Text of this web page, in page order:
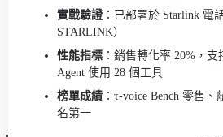
實戰驗證 ：已部署於 Starlink 電
STARLINK）
性能指標 ：銷售轉化率 20%，
Agent 使用 28 個工具
榜單成績 ：τ-voice Bench 零售
名第一